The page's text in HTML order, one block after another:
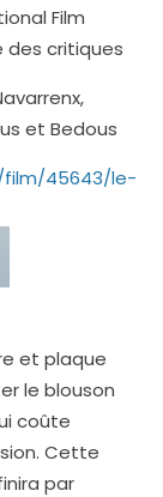
Film
des critiques
et Bedous
film/45643/le-
et plaque
le blouson
coûte
Cette
par